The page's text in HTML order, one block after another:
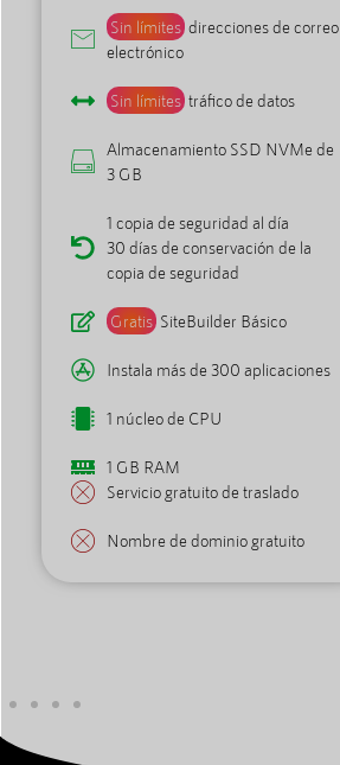
Sin límites direcciones de correo
electrónico
Sin límites tráfico de datos
Almacenamiento SSD NVMe de
3 GB
1 copia de seguridad al día
30 días de conservación de la
copia de seguridad
Gratis SiteBuilder Básico
Instala más de 300 aplicaciones
1 núcleo de CPU
1 GB RAM
Servicio gratuito de traslado
Nombre de dominio gratuito